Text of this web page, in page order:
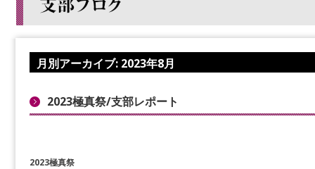
月別アーカイブ: 2023年8月
2023極真祭/支部レポート
2023極真祭